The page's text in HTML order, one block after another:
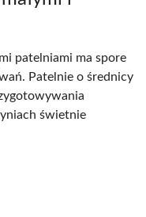
patelniami ma spore
Patelnie o średnicy
świetnie